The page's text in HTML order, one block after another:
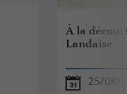
À la
Landaise
25/08/